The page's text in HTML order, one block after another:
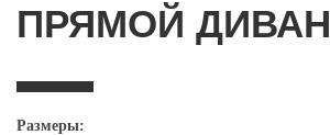
ПРЯМОЙ ДИВАН
Размеры: